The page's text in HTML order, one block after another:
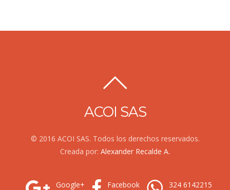
ACOI SAS
© 2016 ACOI SAS. Todos los derechos reservados.
Creada por: Alexander Recalde A.
Google+ Facebook 324 6142215